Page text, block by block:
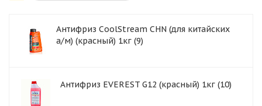
Антифриз CoolStream CHN (для китайских
а/м) (красный) 1кг (9)
Антифриз EVEREST G12 (красный) 1кг (10)